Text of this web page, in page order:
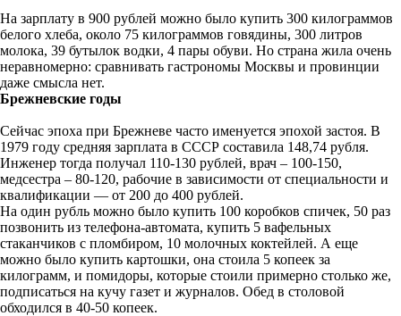
На зарплату в 900 рублей можно было купить 300 килограммов
белого хлеба, около 75 килограммов говядины, 300 литров
молока, 39 бутылок водки, 4 пары обуви. Но страна жила очень
неравномерно: сравнивать гастрономы Москвы и провинции
даже смысла нет.
Брежневские годы
Сейчас эпоха при Брежневе часто именуется эпохой застоя. В
1979 году средняя зарплата в СССР составила 148,74 рубля.
Инженер тогда получал 110-130 рублей, врач – 100-150,
медсестра – 80-120, рабочие в зависимости от специальности и
квалификации — от 200 до 400 рублей.
На один рубль можно было купить 100 коробков спичек, 50 раз
позвонить из телефона-автомата, купить 5 вафельных
стаканчиков с пломбиром, 10 молочных коктейлей. А еще
можно было купить картошки, она стоила 5 копеек за
килограмм, и помидоры, которые стоили примерно столько же,
подписаться на кучу газет и журналов. Обед в столовой
обходился в 40-50 копеек.